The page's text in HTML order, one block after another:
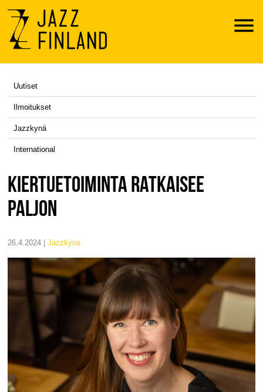
Menu
Uutiset
Ilmoitukset
Jazzkynä
International
KIERTUETOIMINTA RATKAISEE
PALJON
26.4.2024 | jazzkyna